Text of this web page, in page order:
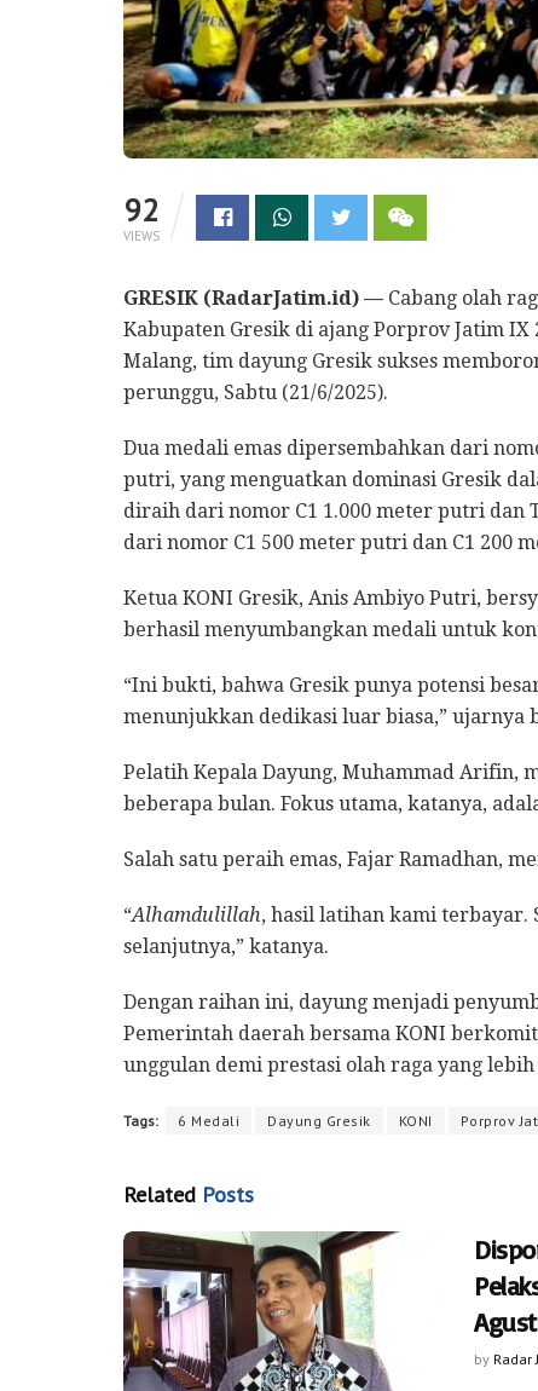
92
VIEWS
GRESIK (RadarJatim.id) — Cabang olah
Kabupaten Gresik di ajang Porprov Jatim
Malang, tim dayung Gresik sukses
perunggu, Sabtu (21/6/2025).
Dua medali emas dipersembahkan dari
putri, yang menguatkan dominasi Gresik
diraih dari nomor C1 1.000 meter putri dan
dari nomor C1 500 meter putri dan C1 200
Ketua KONI Gresik, Anis Ambiyo Putri,
berhasil menyumbangkan medali untuk
“Ini bukti, bahwa Gresik punya potensi
menunjukkan dedikasi luar biasa,” ujarnya
Pelatih Kepala Dayung, Muhammad Arifin,
beberapa bulan. Fokus utama, katanya,
Salah satu peraih emas, Fajar Ramadhan,
“Alhamdulillah, hasil latihan kami terbayar.
selanjutnya,” katanya.
Dengan raihan ini, dayung menjadi
Pemerintah daerah bersama KONI
unggulan demi prestasi olah raga yang
Tags: 6 Medali Dayung Gresik KONI Porprov
Related Posts
by Radar